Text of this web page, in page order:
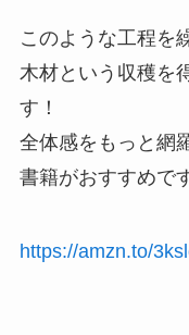
このような工程を
木材という収穫を
す！
全体感をもっと網
書籍がおすすめで
https://amzn.to/